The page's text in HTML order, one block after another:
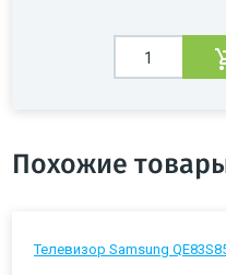
Похожие
Телевизор Samsung